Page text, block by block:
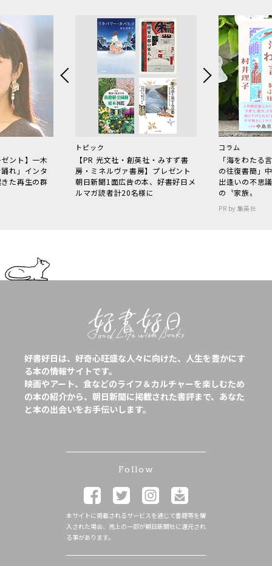
ント】一木
れ」インタ
た再生の群
トピック
【PR 光文社・創英社・みすず書
房・ミネルヴァ書房】プレゼント
朝日新聞1面広告の本、好書好日メ
ルマガ読者計20名様に
コラム
「海をわた
の往復書簡」
出逢いの不思
の〝家族〟
PR by 集英社
好書好日は、好奇心旺盛な人々に向けた、人生を豊かにす
る本の情報サイトです。
映画やアート、食などのライフ＆カルチャーを楽しむため
の本の紹介から、朝日新聞に掲載された書評まで、あなた
と本の出会いをお手伝いします。
Follow
本サイトに掲載されるサービスを通じて書籍等を購
入された場合、売上の一部が朝日新聞社に還元され
る事があります。